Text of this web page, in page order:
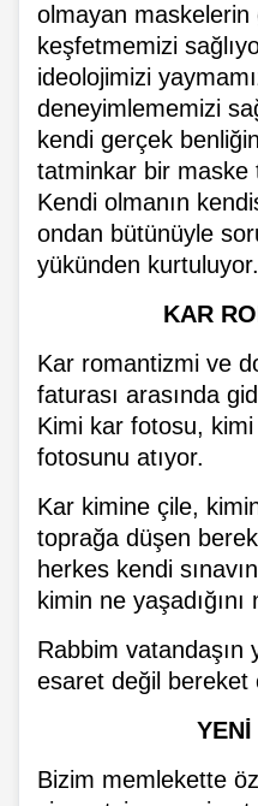
olmayan maskelerin
keşfetmemizi
ideolojimizi
deneyimlememizi
kendi gerçek
tatminkar bir maske
Kendi olmanın
ondan bütünüyle
yükünden
KAR
Kar romantizmi ve
faturası arasında
Kimi kar fotosu, kimi
fotosunu atıyor.
Kar kimine çile,
toprağa düşen
herkes kendi
kimin ne
Rabbim vatandaşın
esaret değil bereket
YENİ
Bizim memlekette